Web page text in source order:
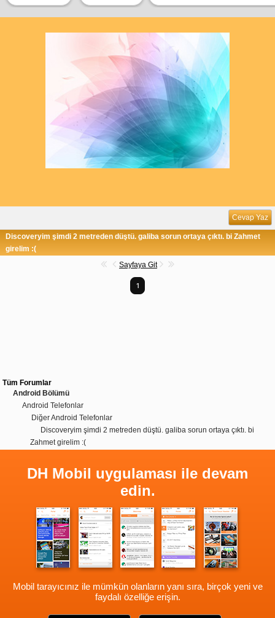
Cevap Yaz
Discoveryim şimdi 2 metreden düştü. galiba sorun ortaya çıktı. bi Zahmet
girelim :(
Sayfaya Git
1
Tüm Forumlar
Android Bölümü
Android Telefonlar
Diğer Android Telefonlar
Discoveryim şimdi 2 metreden düştü. galiba sorun ortaya çıktı. bi
Zahmet girelim :(
DH Mobil uygulaması ile devam
edin.
Mobil tarayıcınız ile mümkün olanların yanı sıra, birçok yeni ve
faydalı özelliğe erişin.